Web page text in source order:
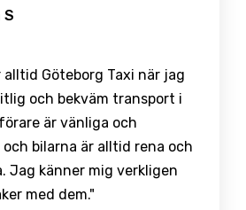
S
Göteborg Taxi när jag
och bekväm transport i
är vänliga och
bilarna är alltid rena och
Jag känner mig verkligen
med dem."